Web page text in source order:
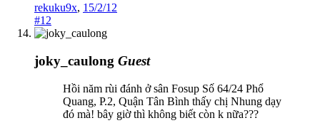
rekuku9x, 15/2/12
#12
joky_caulong Guest
Hồi năm rùi đánh ở sân Fosup Số 64/24 Phổ
Quang, P.2, Quận Tân Bình thấy chị Nhung dạy
đó mà! bây giờ thì không biết còn k nữa???